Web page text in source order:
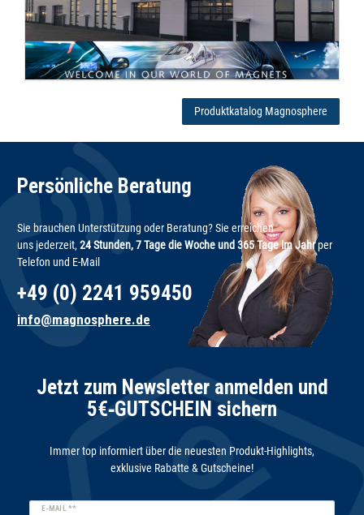
Produktkatalog Magnosphere
Persönliche Beratung
Sie brauchen Unterstützung oder Beratung? Sie erreichen
uns jederzeit, 24 Stunden, 7 Tage die Woche und 365 Tage im Jahrper
Telefon und E-Mail
+49 (0) 2241 959450
info@magnosphere.de
Jetzt zum Newsletter anmelden und
5€‑GUTSCHEIN sichern
Immer top informiert über die neuesten Produkt-Highlights,
exklusive Rabatte & Gutscheine!
E-MAIL **
Newsletter